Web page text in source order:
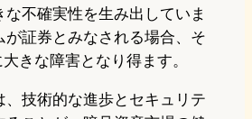
不確実性を生み出していま
が証券とみなされる場合、そ
きな障害となり得ます。
、技術的な進歩とセキュリテ